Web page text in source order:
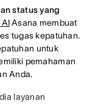
status yang
AIAsana membuat
tugas kepatuhan.
untuk
pemahaman
Anda.
layanan